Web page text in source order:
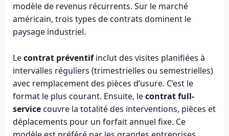
modèle de revenus récurrents. Sur le marché
américain, trois types de contrats dominent le
paysage industriel.
Lecontrat préventifinclut des visites planifiées à
intervalles réguliers (trimestrielles ou semestrielles)
avec remplacement des pièces d’usure. C’est le
format le plus courant. Ensuite, lecontrat full-
servicecouvre la totalité des interventions, pièces et
déplacements pour un forfait annuel fixe. Ce